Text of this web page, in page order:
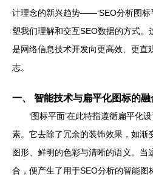
计理念的新兴趋势——‘SEO分析图
塑我们理解和交互SEO数据的方式。
是网络信息技术开发向更高效、更直
志。
一、 智能技术与扁平化图标的融
‘图标平面’在此特指遵循扁平化
素。它去除了冗余的装饰效果，如渐
图形、鲜明的色彩与清晰的语义。当
合，便产生了用于SEO分析的智能图